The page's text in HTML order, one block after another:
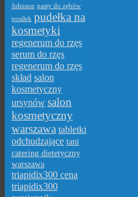
Johnson pasty do zębów
posiłek pudełka na
kosmetyki
regenerum do rzęs
serum do rzęs
regenerum do rzęs
skład salon
kosmetyczny
ursynów salon
kosmetyczny
warszawa tabletki
odchudzające tani
catering dietetyczny
warszawa
triapidix300 cena
triapidix300